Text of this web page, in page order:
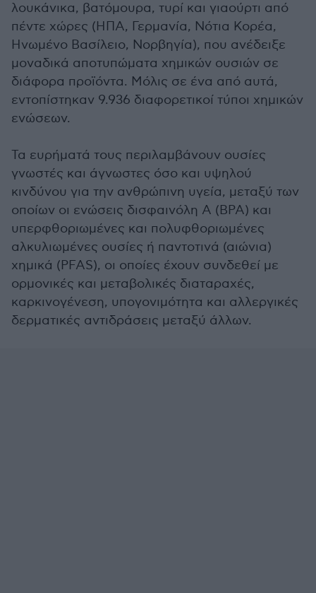
λουκάνικα, βατόμουρα, τυρί και γιαούρτι από
πέντε χώρες (ΗΠΑ, Γερμανία, Νότια Κορέα,
Ηνωμένο Βασίλειο, Νορβηγία), που ανέδειξε
μοναδικά αποτυπώματα χημικών ουσιών σε
διάφορα προϊόντα. Μόλις σε ένα από αυτά,
εντοπίστηκαν 9.936 διαφορετικοί τύποι χημικών
ενώσεων.
Τα ευρήματά τους περιλαμβάνουν ουσίες
γνωστές και άγνωστες όσο και υψηλού
κινδύνου για την ανθρώπινη υγεία, μεταξύ των
οποίων οι ενώσεις δισφαινόλη A (BPA) και
υπερφθοριωμένες και πολυφθοριωμένες
αλκυλιωμένες ουσίες ή παντοτινά (αιώνια)
χημικά (PFAS), οι οποίες έχουν συνδεθεί με
ορμονικές και μεταβολικές διαταραχές,
καρκινογένεση, υπογονιμότητα και αλλεργικές
δερματικές αντιδράσεις μεταξύ άλλων.